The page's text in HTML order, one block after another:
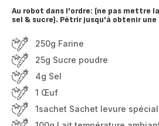
Au robot dans l'ordre: (ne pas mettre
sel & sucre). Pétrir jusqu'à obtenir
250g Farine
25g Sucre poudre
4g Sel
1 Œuf
1sachet Sachet levure